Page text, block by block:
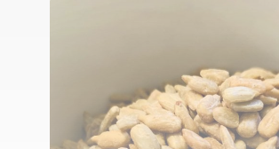
N2komu to chutná i víc než ta
najemno. Jen aŤ vás nenapadne,
hmotě přímo do mixeru- to mě
u mého Kitchen Aid:). Dá se tato